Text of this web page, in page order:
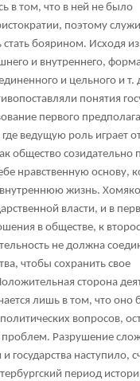
в том, что в ней не было
поэтому
боярином. Исходя
и внутреннего,
и цельного и т.
понятия
первого
ведущую роль играет
общество созидательно
нравственную основу,
внутреннюю жизнь.
власти, и в
в обществе, к
не должна
чтобы сохранить свое
сторона
лишь в том, что оно
вопросов,
проблем. Разрушение
государства наступило,
период